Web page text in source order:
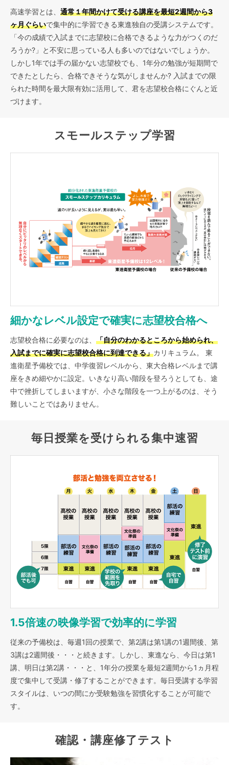
高速学習とは、 通常１年間かけて受ける講座を最短2週間から3
ヶ月ぐらいで集中的に学習できる東進独自の受講システムです。
「今の成績で入試までに志望校に合格できるような力がつくのだ
ろうか?」と不安に思っている人も多いのではないでしょうか。
しかし1年では手の届かない志望校でも、1年分の勉強が短期間で
できたとしたら、合格できそうな気がしませんか? 入試までの限
られた時間を最大限有効に活用して、君を志望校合格にぐんと近
づけます。
スモールステップ学習
細かなレベル設定で確実に志望校合格へ
志望校合格に必要なのは、 「自分のわかるところから始められ、
入試までに確実に志望校合格に到達できる」カリキュラム。
東
進衛星予備校では、中学復習レベルから、東大合格レベルまで講
座をきめ細やかに設定。いきなり高い階段を登ろうとしても、途
中で挫折してしまいますが、小さな階段を一つ上がるのは、そう
難しいことではありません。
毎日授業を受けられる集中速習
1.5倍速の映像学習で効率的に学習
従来の予備校は、毎週1回の授業で、第2講は第1講の1週間後、第
3講は2週間後・・・と続きます。しかし、東進なら、今日は第1
講、明日は第2講・・・と、1年分の授業を最短2週間から1ヵ月程
度で集中して受講・修了することができます。毎日受講する学習
スタイルは、いつの間にか受験勉強を習慣化することが可能で
す。
確認・講座修了テスト